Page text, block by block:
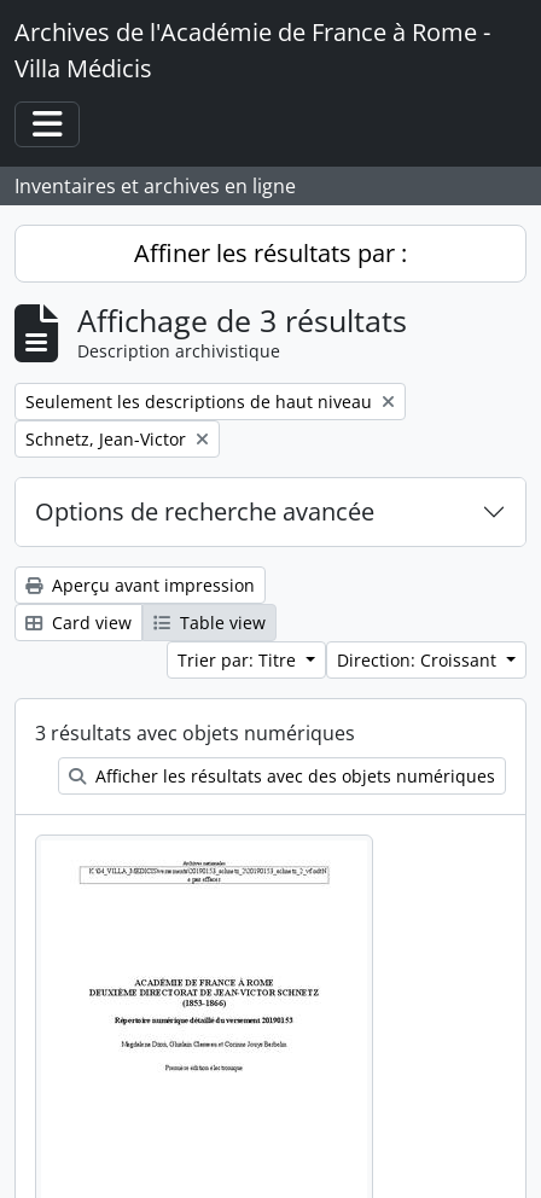
Skip to main content
Archives de l'Académie de France à Rome -
Villa Médicis
Toggle navigation
Inventaires et archives en ligne
Affiner les résultats par :
Affichage de 3 résultats
Description archivistique
Remove filter:
Seulement les descriptions de haut niveau
Remove filter:
Schnetz, Jean-Victor
Options de recherche avancée
Aperçu avant impression
Card view
Table view
Trier par: Titre
Direction: Croissant
3 résultats avec objets numériques
Afficher les résultats avec des objets numériques